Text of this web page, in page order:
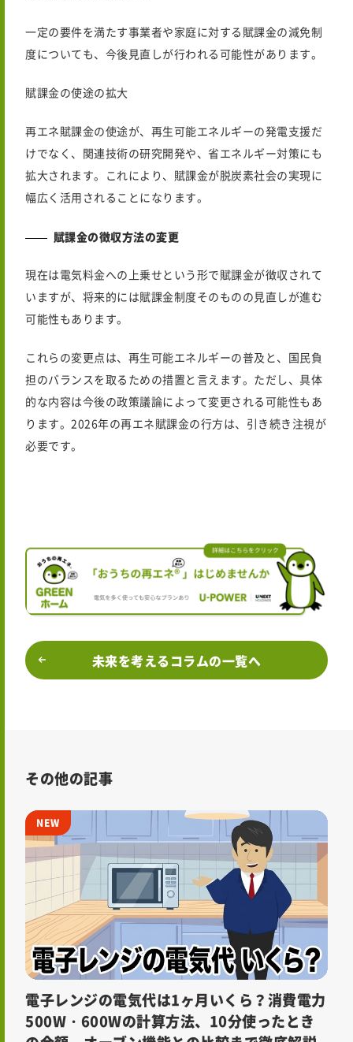
一定の要件を満たす事業者や家庭に対する賦課金の減免制
度についても、今後見直しが行われる可能性があります。
賦課金の使途の拡大
再エネ賦課金の使途が、再生可能エネルギーの発電支援だ
けでなく、関連技術の研究開発や、省エネルギー対策にも
拡大されます。これにより、賦課金が脱炭素社会の実現に
幅広く活用されることになります。
賦課金の徴収方法の変更
現在は電気料金への上乗せという形で賦課金が徴収されて
いますが、将来的には賦課金制度そのものの見直しが進む
可能性もあります。
これらの変更点は、再生可能エネルギーの普及と、国民負
担のバランスを取るための措置と言えます。ただし、具体
的な内容は今後の政策議論によって変更される可能性もあ
ります。 2026年の再エネ賦課金の行方は、引き続き注視が
必要です。
未来を考えるコラムの一覧へ
その他の記事
電子レンジの電気代は1ヶ月いくら？消費電力
500W・600Wの計算方法、10分使ったとき